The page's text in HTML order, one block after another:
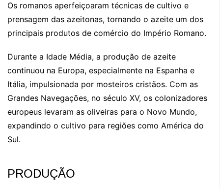
Os romanos aperfeiçoaram técnicas de cultivo e
prensagem das azeitonas, tornando o azeite um dos
principais produtos de comércio do Império Romano.
Durante a Idade Média, a produção de azeite
continuou na Europa, especialmente na Espanha e
Itália, impulsionada por mosteiros cristãos. Com as
Grandes Navegações, no século XV, os colonizadores
europeus levaram as oliveiras para o Novo Mundo,
expandindo o cultivo para regiões como América do
Sul.
PRODUÇÃO